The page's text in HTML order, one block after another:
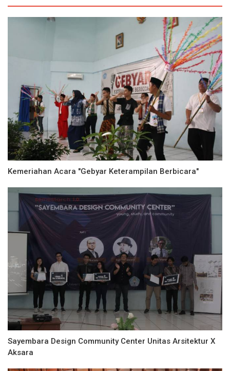
Kemeriahan Acara "Gebyar Keterampilan Berbicara"
Sayembara Design Community Center Unitas Arsitektur X
Aksara